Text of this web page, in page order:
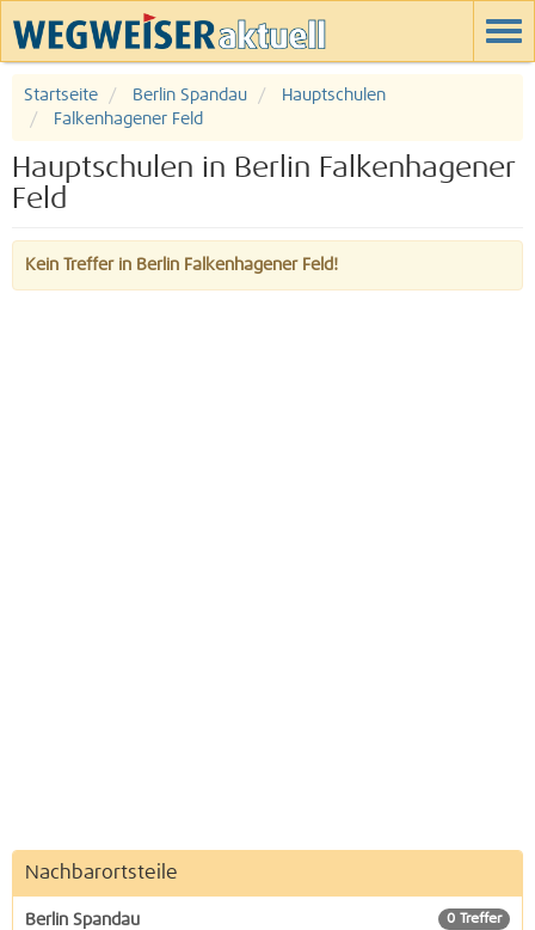
Startseite Berlin Spandau
Hauptschulen
Falkenhagener Feld
Hauptschulen in Berlin Falkenhagener
Feld
Kein Treffer in Berlin Falkenhagener Feld!
Nachbarortsteile
0 Treffer
Berlin Spandau